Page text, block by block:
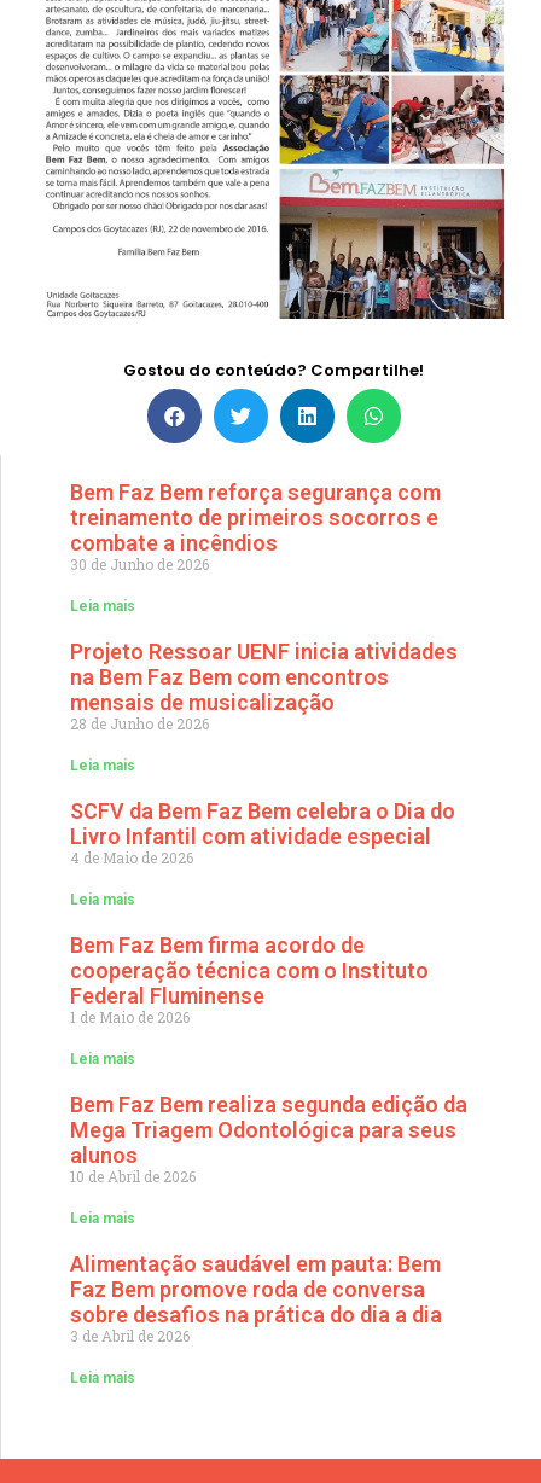
Gostou do conteúdo? Compartilhe!
Bem Faz Bem reforça segurança com
treinamento de primeiros socorros e
combate a incêndios
30 de Junho de 2026
Leia mais
Projeto Ressoar UENF inicia atividades
na Bem Faz Bem com encontros
mensais de musicalização
28 de Junho de 2026
Leia mais
SCFV da Bem Faz Bem celebra o Dia do
Livro Infantil com atividade especial
4 de Maio de 2026
Leia mais
Bem Faz Bem firma acordo de
cooperação técnica com o Instituto
Federal Fluminense
1 de Maio de 2026
Leia mais
Bem Faz Bem realiza segunda edição da
Mega Triagem Odontológica para seus
alunos
10 de Abril de 2026
Leia mais
Alimentação saudável em pauta: Bem
Faz Bem promove roda de conversa
sobre desafios na prática do dia a dia
3 de Abril de 2026
Leia mais